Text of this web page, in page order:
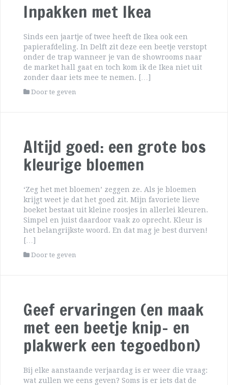
Inpakken met Ikea
Sinds een jaartje of twee heeft de Ikea ook een
papierafdeling. In Delft zit deze een beetje verstopt
onder de trap wanneer je van de showrooms naar
de market hall gaat en toch kom ik de Ikea niet uit
zonder daar iets mee te nemen. […]
Door te geven
Altijd goed: een grote bos
kleurige bloemen
‘Zeg het met bloemen’ zeggen ze. Als je bloemen
krijgt weet je dat het goed zit. Mijn favoriete lieve
boeket bestaat uit kleine roosjes in allerlei kleuren.
Simpel en juist daardoor vaak zo oprecht. Kleur is
het belangrijkste woord. En dat mag je best durven!
[…]
Door te geven
Geef ervaringen (en maak
met een beetje knip- en
plakwerk een tegoedbon)
Bij elke aanstaande verjaardag is er weer die vraag:
wat zullen we eens geven? Soms is er iets dat de